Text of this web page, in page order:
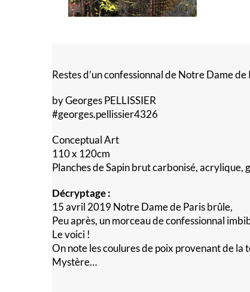
Restes d’un confessionnal de Notre Dame de
by Georges PELLISSIER
#georges.pellissier4326
Conceptual Art
110 x 120cm
Planches de Sapin brut carbonisé, acrylique,
Décryptage :
15 avril 2019 Notre Dame de Paris brûle,
Peu après, un morceau de confessionnal
Le voici !
On note les coulures de poix provenant de
Mystère…